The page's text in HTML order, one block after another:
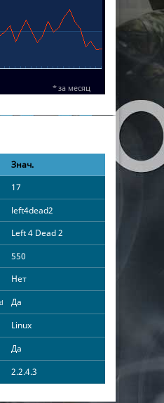
Знач.
17
left4dead2
Left 4 Dead 2
550
Нет
Да
Linux
Да
2.2.4.3